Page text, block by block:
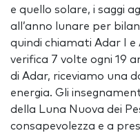
e quello solare, i saggi
all’anno lunare per
quindi chiamati Adar I e
verifica 7 volte ogni 19
di Adar, riceviamo una
energia. Gli
della Luna Nuova dei
consapevolezza e a